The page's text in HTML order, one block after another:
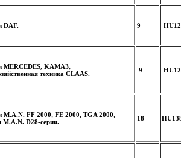
DAF. 9
MERCEDES, KAMAЗ,
техника CLAAS.
9
M.A.N. FF 2000, FE 2000, TGA 2000,
M.A.N. D28-серии.
18